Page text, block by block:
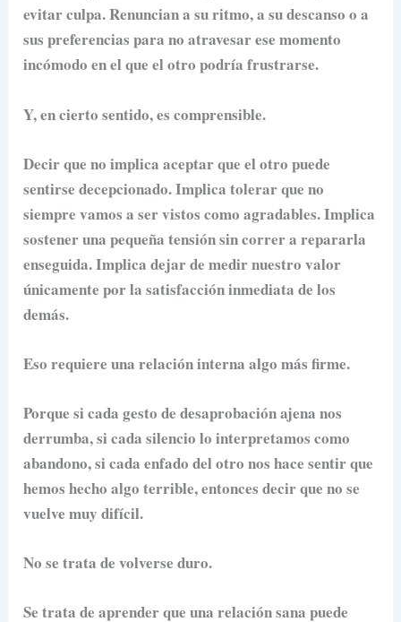
evitar culpa. Renuncian a su ritmo, a su descanso o a
sus preferencias para no atravesar ese momento
incómodo en el que el otro podría frustrarse.
Y, en cierto sentido, es comprensible.
Decir que no implica aceptar que el otro puede
sentirse decepcionado. Implica tolerar que no
siempre vamos a ser vistos como agradables. Implica
sostener una pequeña tensión sin correr a repararla
enseguida. Implica dejar de medir nuestro valor
únicamente por la satisfacción inmediata de los
demás.
Eso requiere una relación interna algo más firme.
Porque si cada gesto de desaprobación ajena nos
derrumba, si cada silencio lo interpretamos como
abandono, si cada enfado del otro nos hace sentir que
hemos hecho algo terrible, entonces decir que no se
vuelve muy difícil.
No se trata de volverse duro.
Se trata de aprender que una relación sana puede